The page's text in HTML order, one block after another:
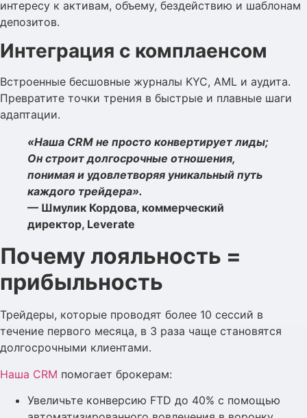
интересу к активам, объему, бездействию и шаблонам
депозитов.
Интеграция с комплаенсом
Встроенные бесшовные журналы KYC, AML и аудита.
Превратите точки трения в быстрые и плавные шаги
адаптации.
«Наша CRM не просто конвертирует лиды;
Он строит долгосрочные отношения,
понимая и удовлетворяя уникальный путь
каждого трейдера».
— Шмулик Кордова, коммерческий
директор, Leverate
Почему лояльность =
прибыльность
Трейдеры, которые проводят более 10 сессий в
течение первого месяца, в 3 раза чаще становятся
долгосрочными клиентами.
Наша CRM помогает брокерам:
Увеличьте конверсию FTD до 40% с помощью